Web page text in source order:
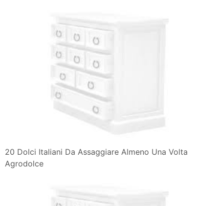
20 Dolci Italiani Da Assaggiare Almeno Una Volta
Agrodolce